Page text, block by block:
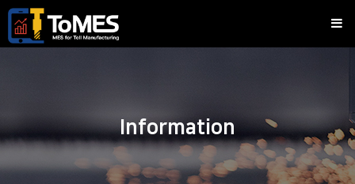
Information